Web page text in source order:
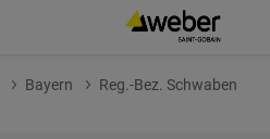
Bayern
Reg.-Bez. Schwaben